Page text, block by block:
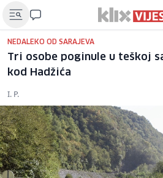
NEDALEKO OD SARAJEVA
Tri osobe poginule u teškoj
kod Hadžića
I. P.